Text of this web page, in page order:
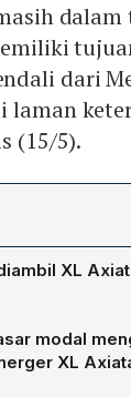
dari
laman
(15/5).
XL
Sinar Mas
niat
modal
XL